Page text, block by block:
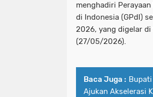
menghadiri Perayaan
di Indonesia (GPdI)
2026, yang digelar di
(27/05/2026).
Baca Juga :
Ajukan Akselerasi